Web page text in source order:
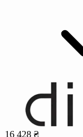
16 428 ₴